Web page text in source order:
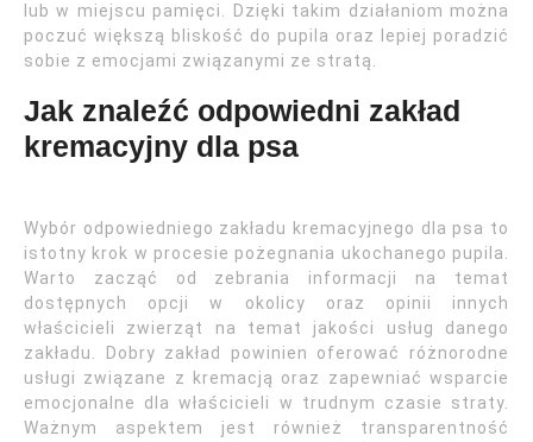
lub w miejscu pamięci. Dzięki takim działaniom można
poczuć większą bliskość do pupila oraz lepiej poradzić
sobie z emocjami związanymi ze stratą.
Jak znaleźć odpowiedni zakład
kremacyjny dla psa
Wybór odpowiedniego zakładu kremacyjnego dla psa to
istotny krok w procesie pożegnania ukochanego pupila.
Warto zacząć od zebrania informacji na temat
dostępnych opcji w okolicy oraz opinii innych
właścicieli zwierząt na temat jakości usług danego
zakładu. Dobry zakład powinien oferować różnorodne
usługi związane z kremacją oraz zapewniać wsparcie
emocjonalne dla właścicieli w trudnym czasie straty.
Ważnym aspektem jest również transparentność